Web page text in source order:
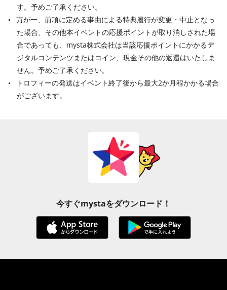
す。予めご了承ください。
万が一、前項に定める事由による特典履行が変更・中止となっ
た場合、その他本イベントの応援ポイントが取り消しされた場
合であっても、mysta株式会社は当該応援ポイントにかかるデ
ジタルコンテンツまたはコイン、現金その他の返還はいたしま
せん。予めご了承ください。
トロフィーの発送はイベント終了後から最大2か月程かかる場合
がございます。
今すぐmystaをダウンロード！